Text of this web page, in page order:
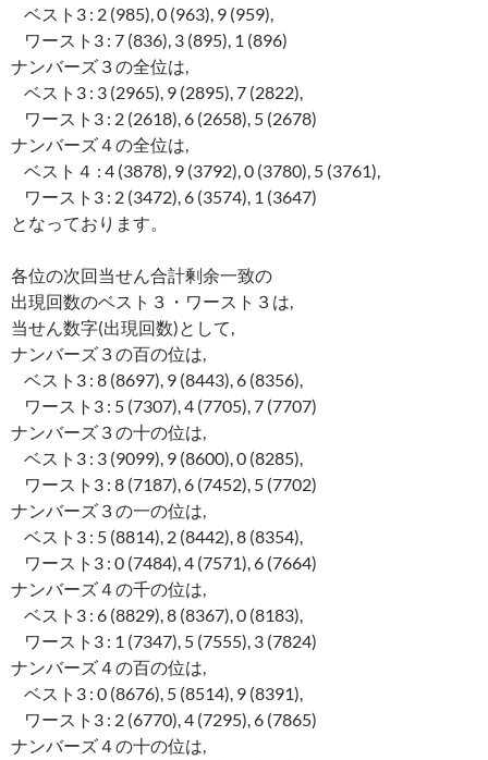
ベスト3 : 2 (985), 0 (963), 9 (959),
ワースト3 : 7 (836), 3 (895), 1 (896)
ナンバーズ３の全位は,
ベスト3 : 3 (2965), 9 (2895), 7 (2822),
ワースト3 : 2 (2618), 6 (2658), 5 (2678)
ナンバーズ４の全位は,
ベスト４ : 4 (3878), 9 (3792), 0 (3780), 5 (3761),
ワースト3 : 2 (3472), 6 (3574), 1 (3647)
となっております。
各位の次回当せん合計剰余一致の
出現回数のベスト３・ワースト３は,
当せん数字(出現回数)として,
ナンバーズ３の百の位は,
ベスト3 : 8 (8697), 9 (8443), 6 (8356),
ワースト3 : 5 (7307), 4 (7705), 7 (7707)
ナンバーズ３の十の位は,
ベスト3 : 3 (9099), 9 (8600), 0 (8285),
ワースト3 : 8 (7187), 6 (7452), 5 (7702)
ナンバーズ３の一の位は,
ベスト3 : 5 (8814), 2 (8442), 8 (8354),
ワースト3 : 0 (7484), 4 (7571), 6 (7664)
ナンバーズ４の千の位は,
ベスト3 : 6 (8829), 8 (8367), 0 (8183),
ワースト3 : 1 (7347), 5 (7555), 3 (7824)
ナンバーズ４の百の位は,
ベスト3 : 0 (8676), 5 (8514), 9 (8391),
ワースト3 : 2 (6770), 4 (7295), 6 (7865)
ナンバーズ４の十の位は,